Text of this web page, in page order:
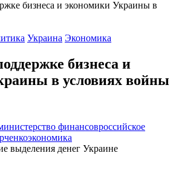
Украина Экономика
бизнеса и
в условиях войны
финансовроссийское
экономика